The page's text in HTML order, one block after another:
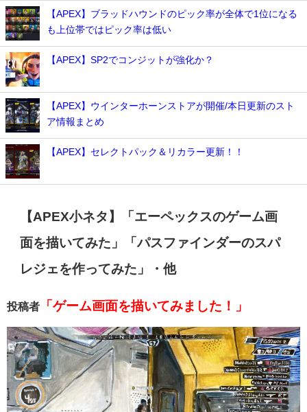
【APEX】ブラッドハウンドのピック率が全体で1位になる
も上位帯ではピック率は低い
【APEX】SP2でコンジットが強化か？
【APEX】ウインターホーンストアが開催/本日更新のスト
ア情報まとめ
【APEX】セレクトパック＆リカラー更新！！
【APEX小ネタ】「エーペックスのゲーム画
面を描いてみた」「パスファインダーのスパ
レジェを作ってみた」・他
投稿者 「ゲーム画面を描いてみました！」